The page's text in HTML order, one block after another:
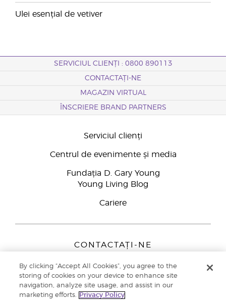
Ulei esențial de vetiver
SERVICIUL CLIENȚI : 0800 890113
CONTACTAȚI-NE
MAGAZIN VIRTUAL
ÎNSCRIERE BRAND PARTNERS
Serviciul clienți
Centrul de evenimente și media
Fundația D. Gary Young
Young Living Blog
Cariere
CONTACTAȚI-NE
Peizerweg 97
9727 AJ Groningen
Netherlands
By clicking “Accept All Cookies”, you agree to the
storing of cookies on your device to enhance site
navigation, analyze site usage, and assist in our
marketing efforts.
Privacy Policy